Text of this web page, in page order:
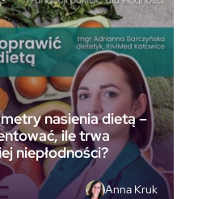
nasienia dietą –
ile trwa
niepłodności?
Anna Kruk